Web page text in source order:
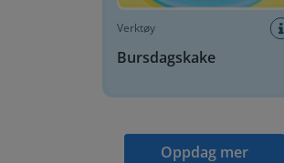
Verktøy
Bursdagskake
Oppdag mer